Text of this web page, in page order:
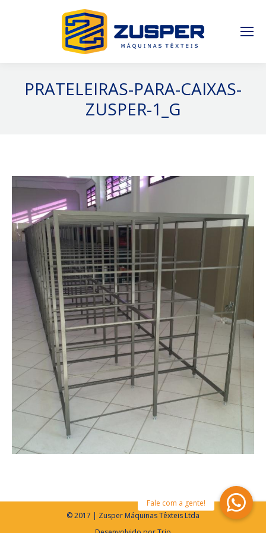
PRATELEIRAS-PARA-CAIXAS-
ZUSPER-1_G
© 2017 | Zusper Máquinas Têxteis Ltda